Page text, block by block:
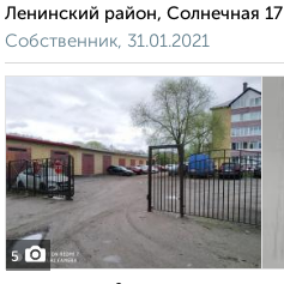
Ленинский район, Солнечная 17
Собственник, 31.01.2021
5